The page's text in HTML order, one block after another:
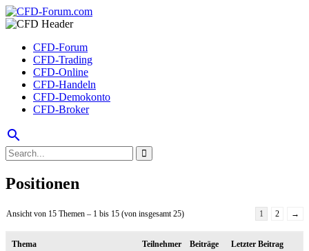
CFD-Forum
CFD-Trading
CFD-Online
CFD-Handeln
CFD-Demokonto
CFD-Broker
search
Positionen
Ansicht von 15 Themen – 1 bis 15 (von insgesamt 25) 1 2 →
Thema Teilnehmer Beiträge Letzter Beitrag